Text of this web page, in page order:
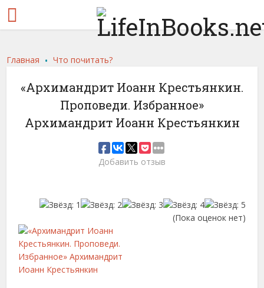
Главная .Что почитать?
«Архимандрит Иоанн Крестьянкин.
Проповеди. Избранное»
Архимандрит Иоанн Крестьянкин
Добавить отзыв
(Пока оценок нет)